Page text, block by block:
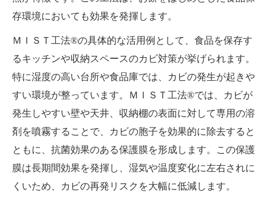
存環境においても効果を発揮します。
ＭＩＳＴ工法®の具体的な活用例として、食品を保存す
るキッチンや収納スペースのカビ対策が挙げられます。
特に湿度の高い台所や食品庫では、カビの発生が起きや
すい環境が整っています。ＭＩＳＴ工法®では、カビが
発生しやすい壁や天井、収納棚の表面に対して専用の溶
剤を噴霧することで、カビの胞子を効果的に除去すると
ともに、抗菌効果のある保護膜を形成します。この保護
膜は長期間効果を発揮し、湿気や温度変化に左右されに
くいため、カビの再発リスクを大幅に低減します。